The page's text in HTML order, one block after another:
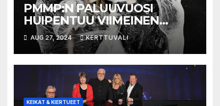
PMMP:N PALUUVUOSI
HUIPENTUU VIIMEINEN
VALITUSVIRSI -
AREENAKIERTUEESEEN
AUG 27, 2024 KERTTUVALI
KEIKAT & KIERTUEET